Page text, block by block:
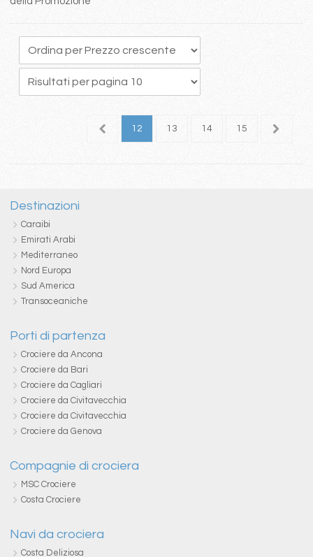
11 12 13 14 15 16
Destinazioni
Caraibi
Emirati Arabi
Mediterraneo
Nord Europa
Sud America
Transoceaniche
Porti di partenza
Crociere da Ancona
Crociere da Bari
Crociere da Cagliari
Crociere da Civitavecchia
Crociere da Civitavecchia
Crociere da Genova
Compagnie di crociera
MSC Crociere
Costa Crociere
Navi da crociera
Costa Deliziosa